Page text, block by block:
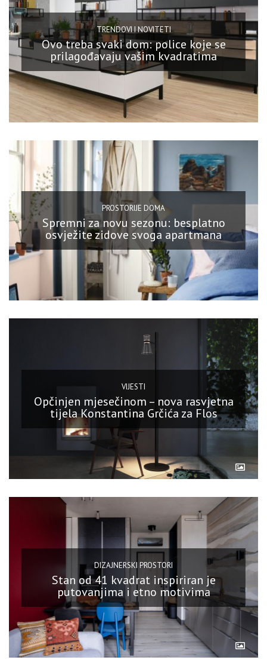
TRENDOVI I NOVITETI
Ovo treba svaki dom: police koje se
prilagođavaju vašim kvadratima
PROSTORIJE DOMA
Spremni za novu sezonu: besplatno
osvježite zidove svoga apartmana
VIJESTI
Opčinjen mjesečinom – nova rasvjetna
tijela Konstantina Grčića za Flos
DIZAJNERSKI PROSTORI
Stan od 41 kvadrat inspiriran je
putovanjima i etno motivima